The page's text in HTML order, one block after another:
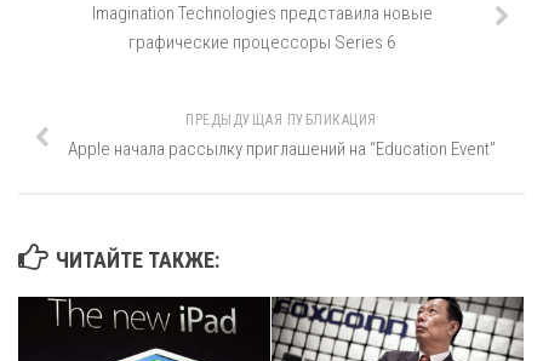
Imagination Technologies представила новые
графические процессоры Series 6
ПРЕДЫДУЩАЯ ПУБЛИКАЦИЯ
Apple начала рассылку приглашений на “Education Event”
ЧИТАЙТЕ ТАКЖЕ: